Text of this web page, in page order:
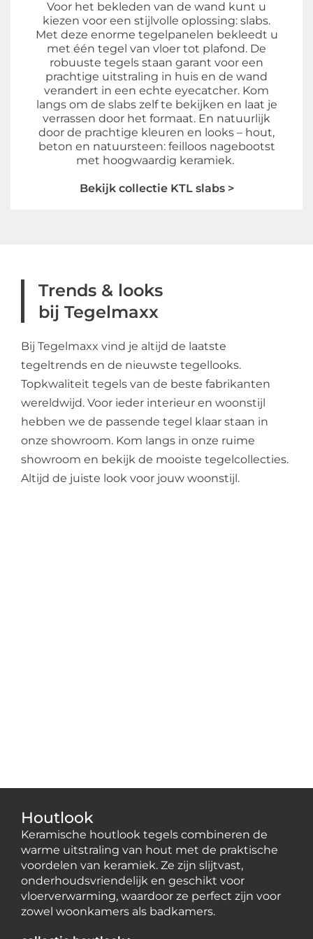
Voor het bekleden van de wand kunt u
kiezen voor een stijlvolle oplossing: slabs.
Met deze enorme tegelpanelen bekleedt u
met één tegel van vloer tot plafond. De
robuuste tegels staan garant voor een
prachtige uitstraling in huis en de wand
verandert in een echte eyecatcher. Kom
langs om de slabs zelf te bekijken en laat je
verrassen door het formaat. En natuurlijk
door de prachtige kleuren en looks – hout,
beton en natuursteen: feilloos nagebootst
met hoogwaardig keramiek.
Bekijk collectie KTL slabs >
Trends & looks
bij Tegelmaxx
Bij Tegelmaxx vind je altijd de laatste
tegeltrends en de nieuwste tegellooks.
Topkwaliteit tegels van de beste fabrikanten
wereldwijd. Voor ieder interieur en woonstijl
hebben we de passende tegel klaar staan in
onze showroom. Kom langs in onze ruime
showroom en bekijk de mooiste tegelcollecties.
Altijd de juiste look voor jouw woonstijl.
Houtlook
Keramische houtlook tegels combineren de
warme uitstraling van hout met de praktische
voordelen van keramiek. Ze zijn slijtvast,
onderhoudsvriendelijk en geschikt voor
vloerverwarming, waardoor ze perfect zijn voor
zowel woonkamers als badkamers.